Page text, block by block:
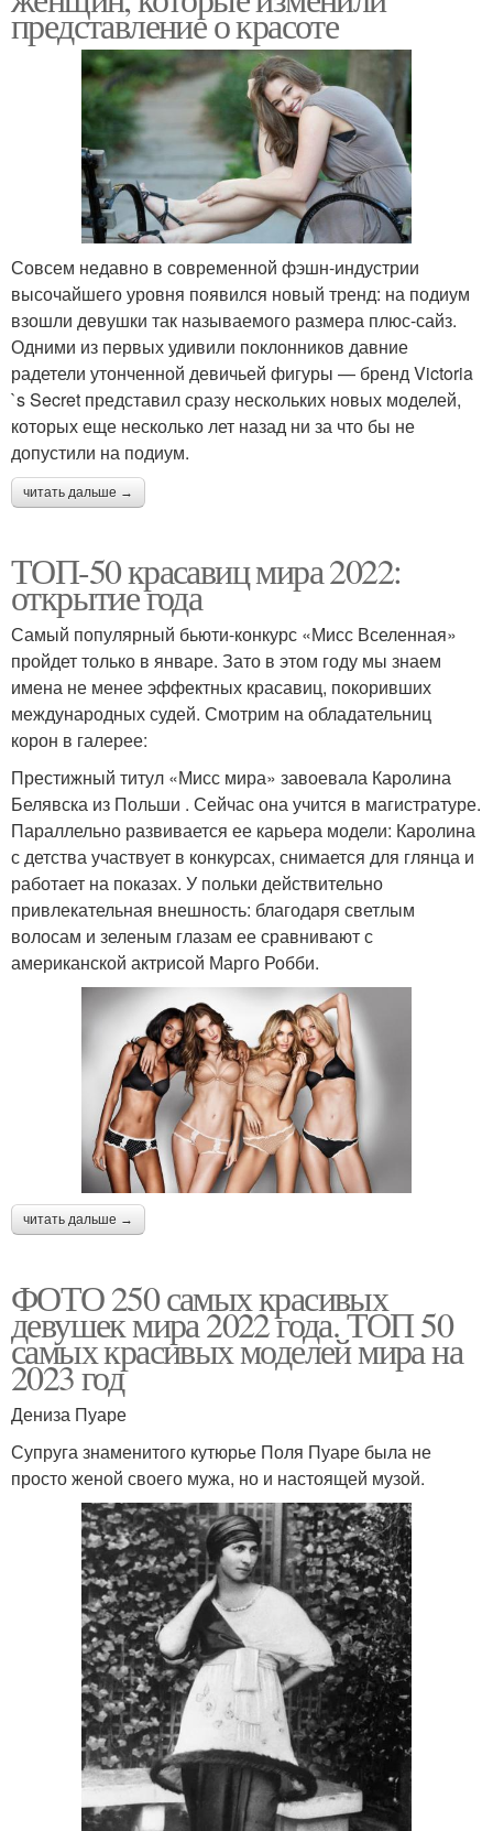
представление о красоте
Совсем недавно в современной фэшн-индустрии
высочайшего уровня появился новый тренд: на подиум
взошли девушки так называемого размера плюс-сайз.
Одними из первых удивили поклонников давние
радетели утонченной девичьей фигуры — бренд Victoria
`s Secret представил сразу нескольких новых моделей,
которых еще несколько лет назад ни за что бы не
допустили на подиум.
читать дальше →
ТОП-50 красавиц мира 2022:
открытие года
Самый популярный бьюти-конкурс «Мисс Вселенная»
пройдет только в январе. Зато в этом году мы знаем
имена не менее эффектных красавиц, покоривших
международных судей. Смотрим на обладательниц
корон в галерее:
Престижный титул «Мисс мира» завоевала Каролина
Белявска из Польши . Сейчас она учится в магистратуре.
Параллельно развивается ее карьера модели: Каролина
с детства участвует в конкурсах, снимается для глянца и
работает на показах. У польки действительно
привлекательная внешность: благодаря светлым
волосам и зеленым глазам ее сравнивают с
американской актрисой Марго Робби.
читать дальше →
ФОТО 250 самых красивых
девушек мира 2022 года. ТОП 50
самых красивых моделей мира на
2023 год
Дениза Пуаре
Супруга знаменитого кутюрье Поля Пуаре была не
просто женой своего мужа, но и настоящей музой.